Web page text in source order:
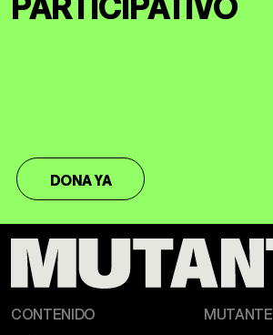
DONA YA
CONTENIDO MUTANTE